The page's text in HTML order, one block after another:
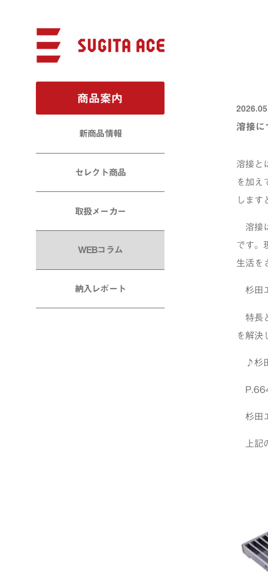
商品案内
新商品情報
セレクト商品
取扱メーカー
WEBコラム
納入レポート
溶接に
溶接と
を加え
します
溶接
です。
生活を
杉田
特長
を解決
♪杉
杉田
上記